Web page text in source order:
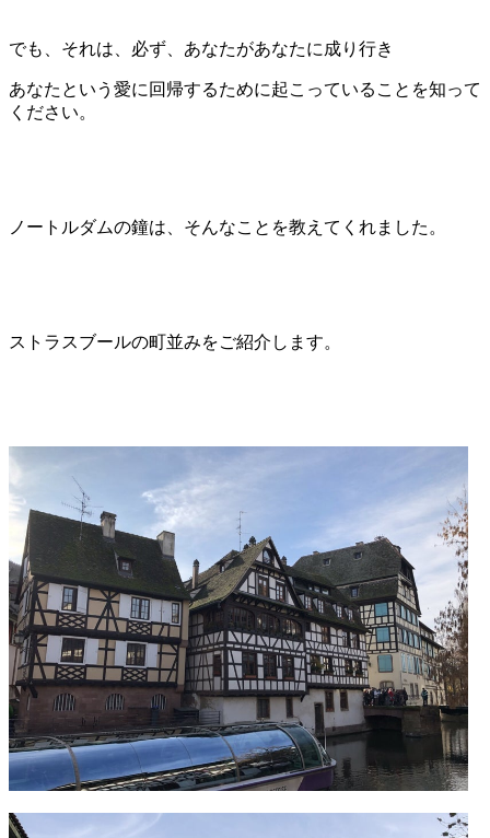
でも、それは、必ず、あなたがあなたに成り行き
あなたという愛に回帰するために起こっていることを知って
ください。
ノートルダムの鐘は、そんなことを教えてくれました。
ストラスブールの町並みをご紹介します。